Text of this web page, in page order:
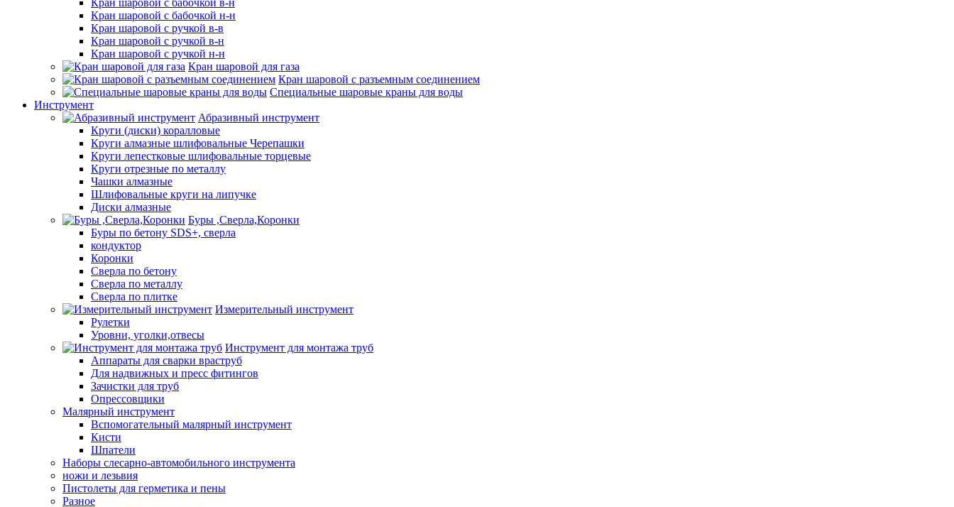
Кран шаровой с бабочкой в-н
Кран шаровой с бабочкой н-н
Кран шаровой с ручкой в-в
Кран шаровой с ручкой в-н
Кран шаровой с ручкой н-н
Кран шаровой для газа
Кран шаровой с разъемным соединением
Специальные шаровые краны для воды
Инструмент
Абразивный инструмент
Круги (диски) коралловые
Круги алмазные шлифовальные Черепашки
Круги лепестковые шлифовальные торцевые
Круги отрезные по металлу
Чашки алмазные
Шлифовальные круги на липучке
Диски алмазные
Буры ,Сверла,Коронки
Буры по бетону SDS+, сверла
кондуктор
Коронки
Сверла по бетону
Сверла по металлу
Сверла по плитке
Измерительный инструмент
Рулетки
Уровни, уголки,отвесы
Инструмент для монтажа труб
Аппараты для сварки враструб
Для надвижных и пресс фитингов
Зачистки для труб
Опрессовщики
Малярный инструмент
Вспомогательный малярный инструмент
Кисти
Шпатели
Наборы слесарно-автомобильного инструмента
ножи и лезьвия
Пистолеты для герметика и пены
Разное